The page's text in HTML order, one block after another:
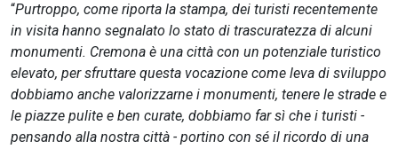
“Purtroppo, come riporta la stampa, dei turisti recentemente
in visita hanno segnalato lo stato di trascuratezza di alcuni
monumenti. Cremona è una città con un potenziale turistico
elevato, per sfruttare questa vocazione come leva di sviluppo
dobbiamo anche valorizzarne i monumenti, tenere le strade e
le piazze pulite e ben curate, dobbiamo far sì che i turisti -
pensando alla nostra città - portino con sé il ricordo di una